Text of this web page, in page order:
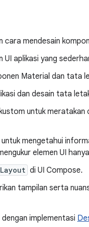
mendesain
UI aplikasi yang
Material dan tata
dan desain tata
untuk meratakan
mengetahui
elemen UI
di UI Compose.
tampilan serta
implementasi